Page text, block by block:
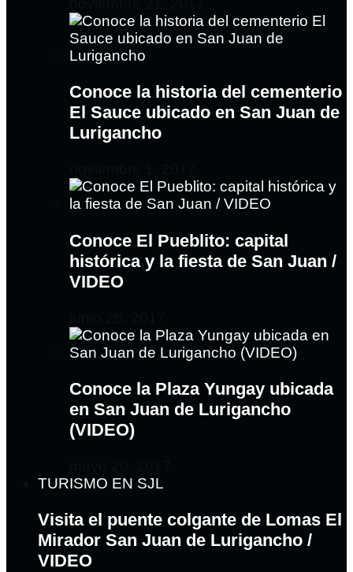
Conoce la historia del cementerio
El Sauce ubicado en San Juan de
Lurigancho
Conoce El Pueblito: capital
histórica y la fiesta de San Juan /
VIDEO
Conoce la Plaza Yungay ubicada
en San Juan de Lurigancho
(VIDEO)
TURISMO EN SJL
Visita el puente colgante de Lomas El
Mirador San Juan de Lurigancho /
VIDEO